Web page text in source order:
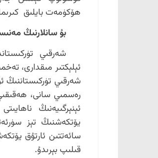
ھۆكۈمەت بايلىق
بۇ سانلارنىڭ
رەسمىي سانى،
سائەتتىن ئارتۇق
قىلىپ بېرىدۇ.